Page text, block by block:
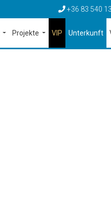
+36 83 540
Projekte VIP Unterkunft